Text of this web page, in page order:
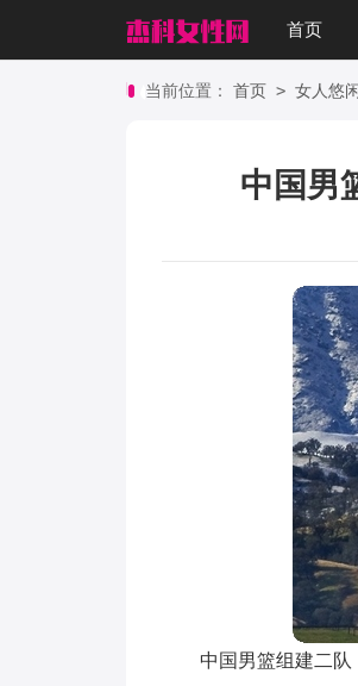
首页
当前位置： 首页 > 女人悠闲
中国男
中国男篮组建二